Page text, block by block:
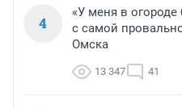
4
«У меня в огороде
с самой
Омска
13 347 41